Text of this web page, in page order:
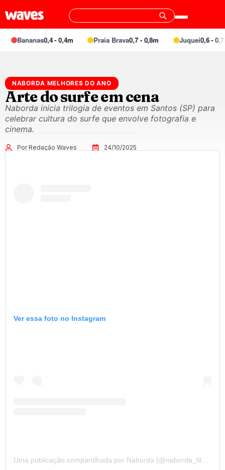
Bananas0,4 - 0,4m Praia Brava0,7 - 0,8m Juquei0,6 - 0,7m
NABORDA MELHORES DO ANO
Arte do surfe em cena
Naborda inicia trilogia de eventos em Santos (SP) para
celebrar cultura do surfe que envolve fotografia e
cinema.
Por Redação Waves 24/10/2025
Ver essa foto no Instagram